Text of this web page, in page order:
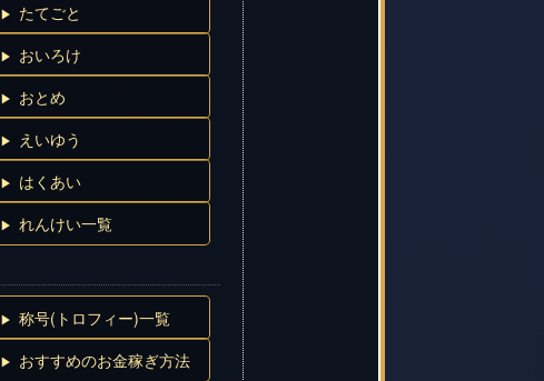
たてごと
おいろけ
おとめ
えいゆう
はくあい
れんけい一覧
称号(トロフィー)一覧
おすすめのお金稼ぎ方法